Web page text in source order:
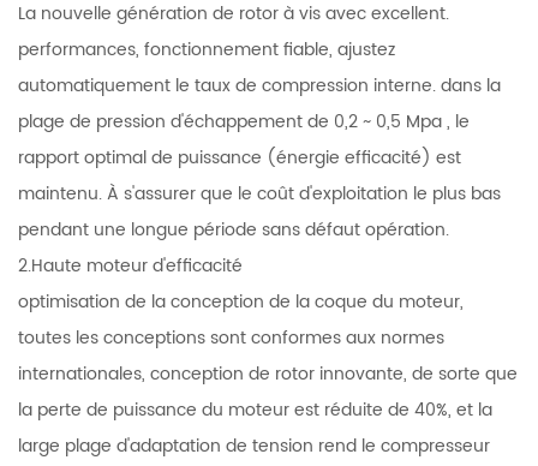
La nouvelle génération de rotor à vis avec excellent.
performances, fonctionnement fiable, ajustez
automatiquement le taux de compression interne. dans la
plage de pression d'échappement de 0,2 ~ 0,5 Mpa , le
rapport optimal de puissance (énergie efficacité) est
maintenu. À s'assurer que le coût d'exploitation le plus bas
pendant une longue période sans défaut opération.
2.Haute moteur d'efficacité
optimisation de la conception de la coque du moteur,
toutes les conceptions sont conformes aux normes
internationales, conception de rotor innovante, de sorte que
la perte de puissance du moteur est réduite de 40%, et la
large plage d'adaptation de tension rend le compresseur